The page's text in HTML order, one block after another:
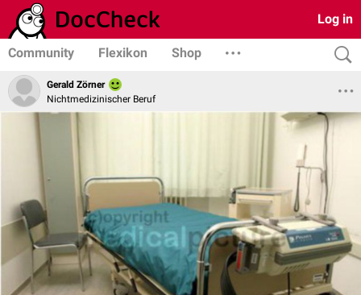
Log in
Community Flexikon Shop
Gerald Zörner
Nichtmedizinischer Beruf